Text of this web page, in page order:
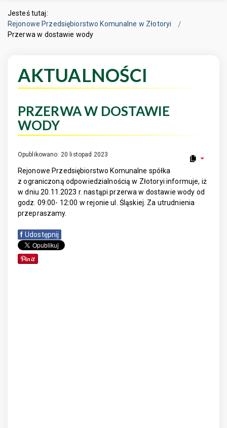
Jesteś tutaj:
Rejonowe Przedsiębiorstwo Komunalne w Złotoryi
Przerwa w dostawie wody
AKTUALNOŚCI
PRZERWA W DOSTAWIE
WODY
Opublikowano: 20 listopad 2023
Rejonowe Przedsiębiorstwo Komunalne spółka
z ograniczoną odpowiedzialnością w Złotoryi informuje, iż
w dniu 20.11.2023 r. nastąpi przerwa w dostawie wody od
godz. 09:00- 12:00 w rejonie ul. Śląskiej. Za utrudnienia
przepraszamy.
f Udostępnij